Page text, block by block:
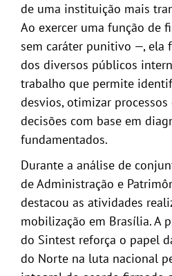
de uma instituição mais
Ao exercer uma função de
sem caráter punitivo —, ela
dos diversos públicos
trabalho que permite
desvios, otimizar
decisões com base em
fundamentados.
Durante a análise de
de Administração e
destacou as atividades
mobilização em Brasília. A
do Sintest reforça o papel
do Norte na luta nacional